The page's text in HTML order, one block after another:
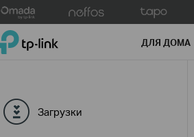
TP-Link, Reliably Smart ДЛЯ ДОМА
Загрузки